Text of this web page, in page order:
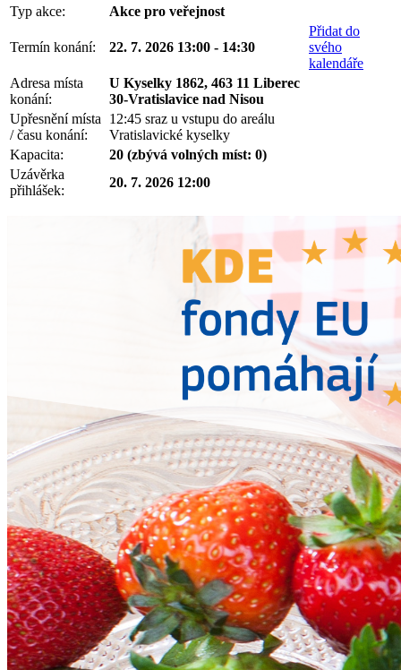
Typ akce: Akce pro veřejnost
Termín konání: 22. 7. 2026 13:00 - 14:30
Přidat do
svého
kalendáře
Adresa místa
konání:
U Kyselky 1862, 463 11 Liberec
30-Vratislavice nad Nisou
Upřesnění místa
/ času konání:
12:45 sraz u vstupu do areálu
Vratislavické kyselky
Kapacita:
20 (zbývá volných míst: 0)
Uzávěrka
přihlášek:
20. 7. 2026 12:00